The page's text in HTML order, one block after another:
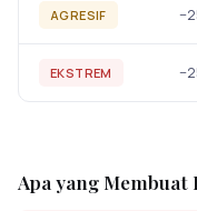
AGRESIF
EKSTREM
Apa yang